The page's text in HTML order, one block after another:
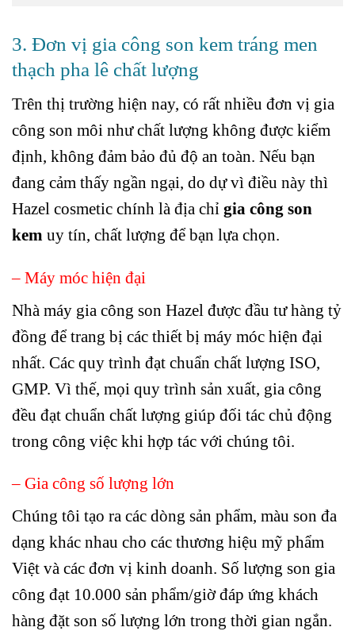
3. Đơn vị gia công son kem tráng men
thạch pha lê chất lượng
Trên thị trường hiện nay, có rất nhiều đơn vị gia
công son môi như chất lượng không được kiểm
định, không đảm bảo đủ độ an toàn. Nếu bạn
đang cảm thấy ngần ngại, do dự vì điều này thì
Hazel cosmetic chính là địa chỉ gia công son
kem uy tín, chất lượng để bạn lựa chọn.
– Máy móc hiện đại
Nhà máy gia công son Hazel được đầu tư hàng tỷ
đồng để trang bị các thiết bị máy móc hiện đại
nhất. Các quy trình đạt chuẩn chất lượng ISO,
GMP. Vì thế, mọi quy trình sản xuất, gia công
đều đạt chuẩn chất lượng giúp đối tác chủ động
trong công việc khi hợp tác với chúng tôi.
– Gia công số lượng lớn
Chúng tôi tạo ra các dòng sản phẩm, màu son đa
dạng khác nhau cho các thương hiệu mỹ phẩm
Việt và các đơn vị kinh doanh. Số lượng son gia
công đạt 10.000 sản phẩm/giờ đáp ứng khách
hàng đặt son số lượng lớn trong thời gian ngắn.